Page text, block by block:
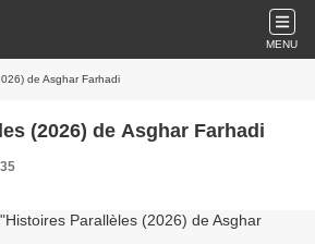
MENU
de Asghar Farhadi
(2026) de Asghar Farhadi